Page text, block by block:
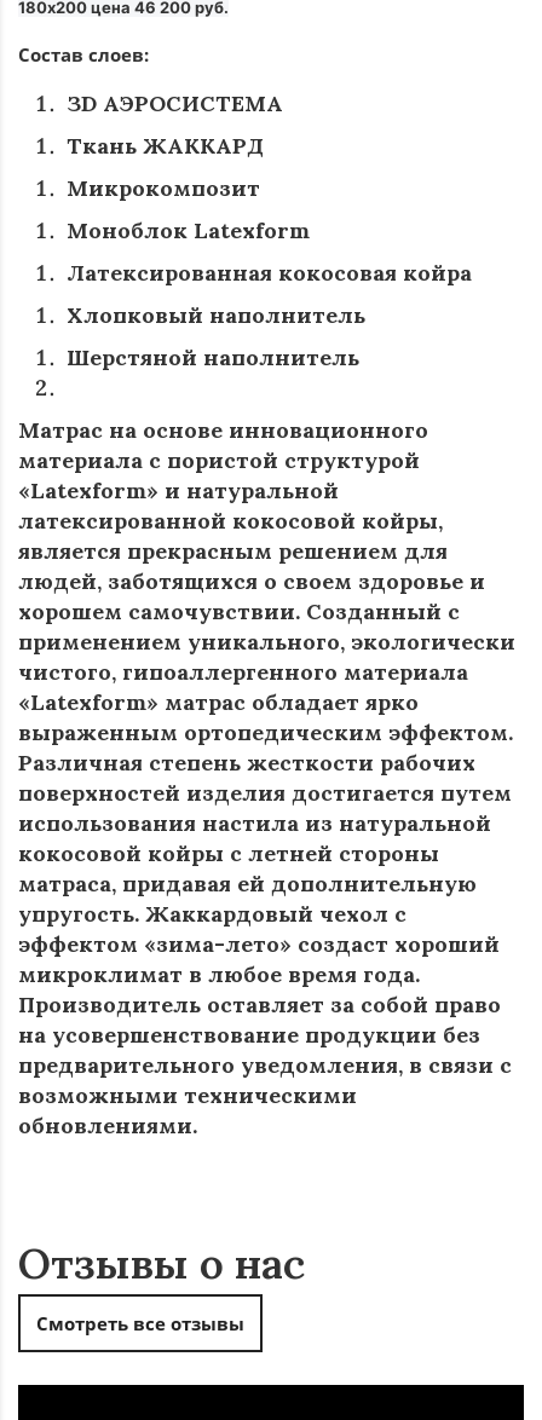
180х200 цена 46 200 руб.
Состав слоев:
ЗD АЭРОСИСТЕМА
Ткань ЖАККАРД
Микрокомпозит
Моноблок Latexform
Латексированная кокосовая койра
Хлопковый наполнитель
Шерстяной наполнитель
Матрас на основе инновационного
материала с пористой структурой
«Latexform» и натуральной
латексированной кокосовой койры,
является прекрасным решением для
людей, заботящихся о своем здоровье и
хорошем самочувствии. Созданный с
применением уникального, экологически
чистого, гипоаллергенного материала
«Latexform» матрас обладает ярко
выраженным ортопедическим эффектом.
Различная степень жесткости рабочих
поверхностей изделия достигается путем
использования настила из натуральной
кокосовой койры с летней стороны
матраса, придавая ей дополнительную
упругость. Жаккардовый чехол с
эффектом «зима-лето» создаст хороший
микроклимат в любое время года.
Производитель оставляет за собой право
на усовершенствование продукции без
предварительного уведомления, в связи с
возможными техническими
обновлениями.
Отзывы о нас
Смотреть все отзывы